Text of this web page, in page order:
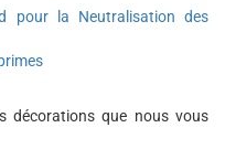
pour la Neutralisation des
décorations que nous vous